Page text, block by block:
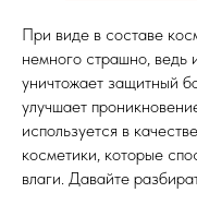
При виде в составе
немного страшно, ведь
уничтожает защитный
улучшает
используется в
косметики, которые
влаги. Давайте